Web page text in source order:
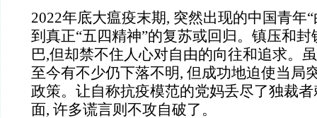
2022年底大瘟疫末期, 突然出现的中国青年
到真正“五四精神”的复苏或回归。镇压和
巴,但却禁不住人心对自由的向往和追求。
至今有不少仍下落不明, 但成功地迫使当局
政策。让自称抗疫模范的党妈丢尽了独裁
面, 许多谎言则不攻自破了。